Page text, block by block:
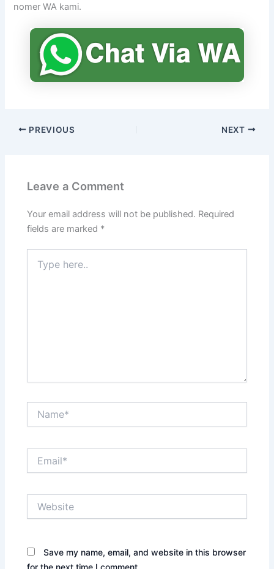
nomer WA kami.
PREVIOUS NEXT
Leave a Comment
Your email address will not be published. Required
fields are marked *
here..
Save my name, email, and website in this browser
for the next time I comment.